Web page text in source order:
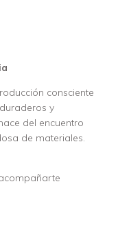
consciente
y
del encuentro
de materiales.